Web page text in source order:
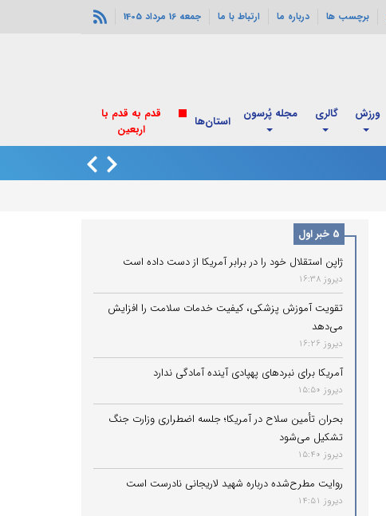
برچسب ها درباره ما ارتباط با ما جمعه 16 مرداد 1405
ورزش گالری مجله پُرسون استان‌ها
قدم به قدم با
اربعین
5 خبر اول
ژاپن استقلال خود را در برابر آمریکا از دست داده است
دیروز 16:38
تقویت آموزش پزشکی، کیفیت خدمات سلامت را افزایش
می‌دهد
دیروز 16:26
آمریکا برای نبردهای پهپادی آینده آمادگی ندارد
دیروز 15:50
بحران تأمین سلاح در آمریکا؛ جلسه اضطراری وزارت جنگ
تشکیل می‌شود
دیروز 15:40
روایت مطرح‌شده درباره شهید لاریجانی نادرست است
دیروز 14:51